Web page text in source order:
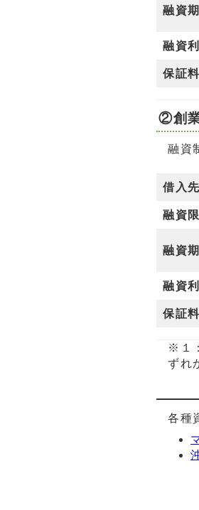
融資
融資
保証料
②創
融資
借入先
融資
融資
融資
保証料
※１
ずれ
各種